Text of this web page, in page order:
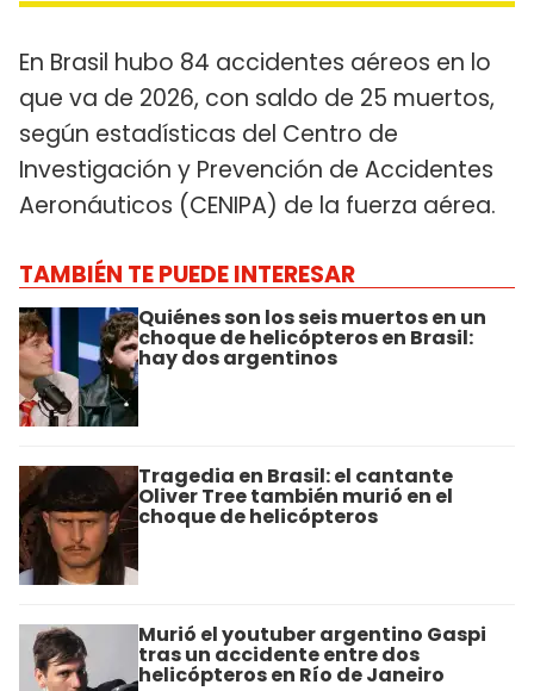
En Brasil hubo 84 accidentes aéreos en lo
que va de 2026, con saldo de 25 muertos,
según estadísticas del Centro de
Investigación y Prevención de Accidentes
Aeronáuticos (CENIPA) de la fuerza aérea.
TAMBIÉN TE PUEDE INTERESAR
Quiénes son los seis muertos en un
choque de helicópteros en Brasil:
hay dos argentinos
Tragedia en Brasil: el cantante
Oliver Tree también murió en el
choque de helicópteros
Murió el youtuber argentino Gaspi
tras un accidente entre dos
helicópteros en Río de Janeiro